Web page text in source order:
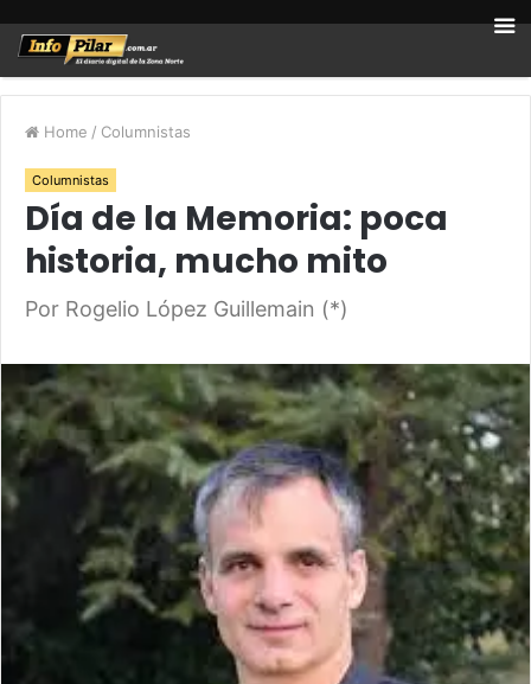
Home / Columnistas
Columnistas
Día de la Memoria: poca
historia, mucho mito
Por Rogelio López Guillemain (*)